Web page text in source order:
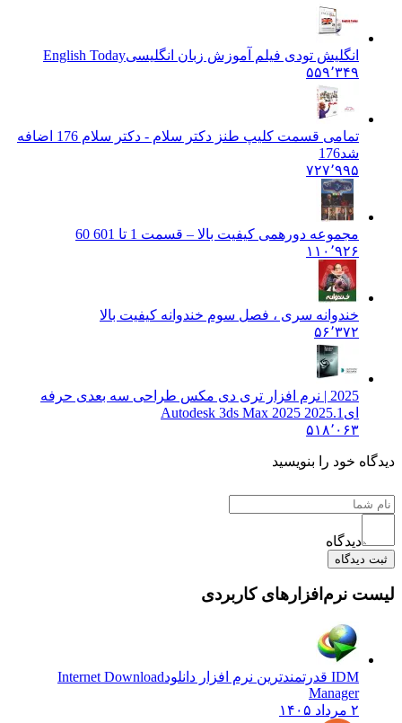
انگلیش تودی فیلم آموزش زبان انگليسیEnglish Today
۵۵۹٬۳۴۹
تمامی قسمت کلیپ طنز دکتر سلام - دکتر سلام 176 اضافه
شد176
۷۲۷٬۹۹۵
مجموعه دورهمی کیفیت بالا – قسمت 1 تا 60
1 60
۱۱۰٬۹۲۶
خندوانه سری ، فصل سوم خندوانه کیفیت بالا
۵۶٬۳۷۲
2025 | نرم افزار تری دی مکس طراحی سه بعدی حرفه
ای Autodesk 3ds Max 2025 2025.1
۵۱۸٬۰۶۳
دیدگاه خود را بنویسید
دیدگاه
ثبت دیدگاه
لیست نرم‌افزارهای کاربردی
IDM قدرتمندترین نرم افزار دانلود
Internet Download
Manager
۲ مرداد ۱۴۰۵